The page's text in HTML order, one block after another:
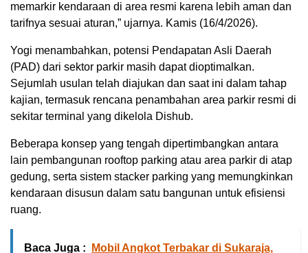
memarkir kendaraan di area resmi karena lebih aman dan
tarifnya sesuai aturan,” ujarnya. Kamis (16/4/2026).
Yogi menambahkan, potensi Pendapatan Asli Daerah
(PAD) dari sektor parkir masih dapat dioptimalkan.
Sejumlah usulan telah diajukan dan saat ini dalam tahap
kajian, termasuk rencana penambahan area parkir resmi di
sekitar terminal yang dikelola Dishub.
Beberapa konsep yang tengah dipertimbangkan antara
lain pembangunan rooftop parking atau area parkir di atap
gedung, serta sistem stacker parking yang memungkinkan
kendaraan disusun dalam satu bangunan untuk efisiensi
ruang.
Baca Juga : Mobil Angkot Terbakar di Sukaraja,